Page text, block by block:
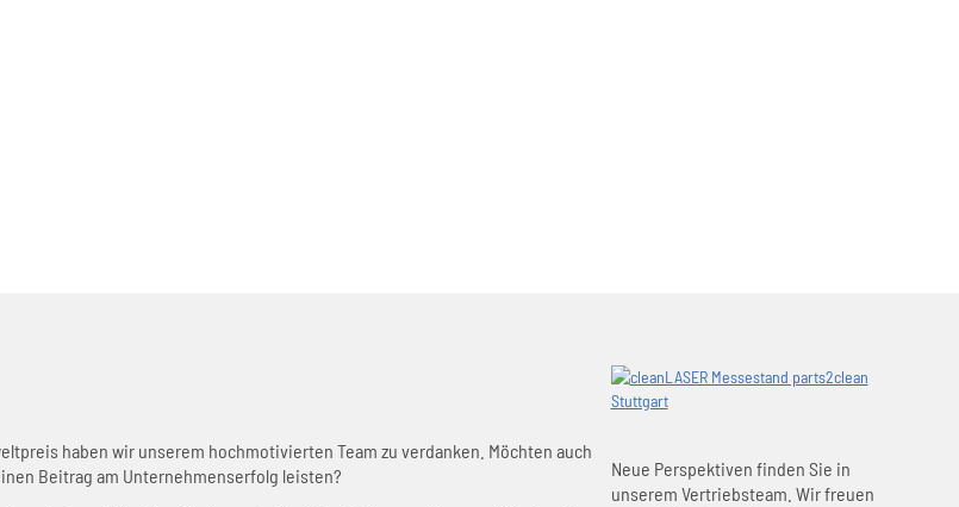
haben wir unserem hochmotivierten Team zu verdanken. Möchten auch
Beitrag am Unternehmenserfolg leisten?
Neue Perspektiven finden Sie in
unserem Vertriebsteam. Wir freuen